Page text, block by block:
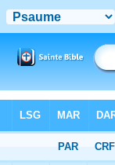
> Psalmi 104